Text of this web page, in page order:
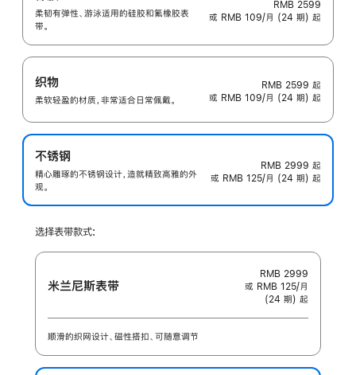
柔韧有弹性、游泳适用的硅胶和氟橡胶表
带。
RMB 2599
或 RMB 109/月 (24 期) 起
织物
柔软轻盈的材质，非常适合日常佩戴。
RMB 2599 起
或 RMB 109/月 (24 期) 起
不锈钢
精心雕琢的不锈钢设计，造就精致高雅的外
观。
RMB 2999 起
或 RMB 125/月 (24 期) 起
选择表带款式:
米兰尼斯表带
RMB 2999
或 RMB 125/月
(24 期) 起
顺滑的织网设计、磁性搭扣、可随意调节